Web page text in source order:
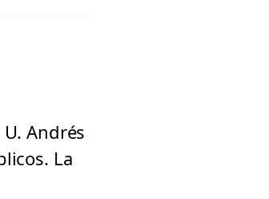
Andrés
La